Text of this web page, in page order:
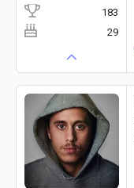
183
29